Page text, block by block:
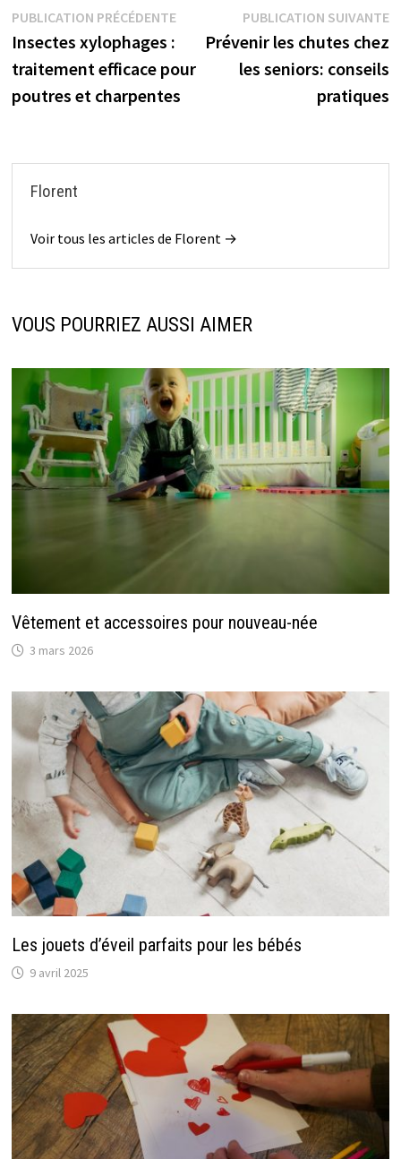
Navigation
de
l’article
PUBLICATION PRÉCÉDENTEPublication
précédente :
Insectes xylophages :
traitement efficace pour
poutres et charpentes
PUBLICATION SUIVANTE
Prévenir les chutes chez
les seniors: conseils
pratiques
Florent
Voir tous les articles de Florent →
VOUS POURRIEZ AUSSI AIMER
Vêtement et accessoires pour nouveau-née
3 mars 2026
Les jouets d’éveil parfaits pour les bébés
9 avril 2025